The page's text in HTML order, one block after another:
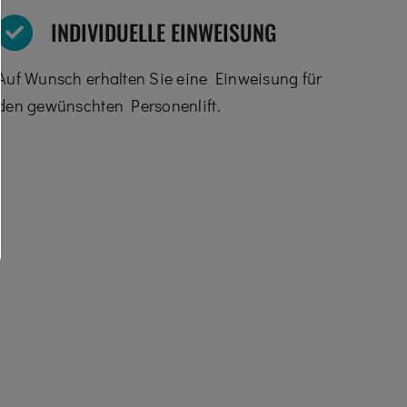
INDIVIDUELLE EINWEISUNG
Auf Wunsch erhalten Sie eine Einweisung für
den gewünschten Personenlift.